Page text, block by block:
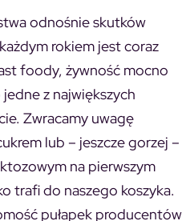
odnośnie skutków
rokiem jest coraz
foody, żywność mocno
z największych
Zwracamy uwagę
lub – jeszcze gorzej –
na pierwszym
trafi do naszego koszyka.
pułapek producentów